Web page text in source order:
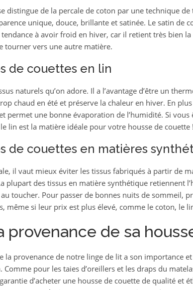
distingue de la percale de coton par une technique
unique, douce, brillante et satinée. Le satin de
à avoir froid en hiver, car il retient très bien la
tourner vers une autre matière.
de couettes en lin
naturels qu’on adore. Il a l’avantage d’être un
chaud en été et préserve la chaleur en hiver. En
permet une bonne évaporation de l’humidité. Si vous
lin est la matière idéale pour votre housse de couette !
de couettes en matières
il vaut mieux éviter les tissus fabriqués à partir de
plupart des tissus en matière synthétique retiennent
toucher. Pour passer de bonnes nuits de sommeil,
même si leur prix est plus élevé, comme le coton, le
provenance de sa
la provenance de notre linge de lit a son importance
Comme pour les taies d’oreillers et les draps du
d’acheter une housse de couette de qualité et